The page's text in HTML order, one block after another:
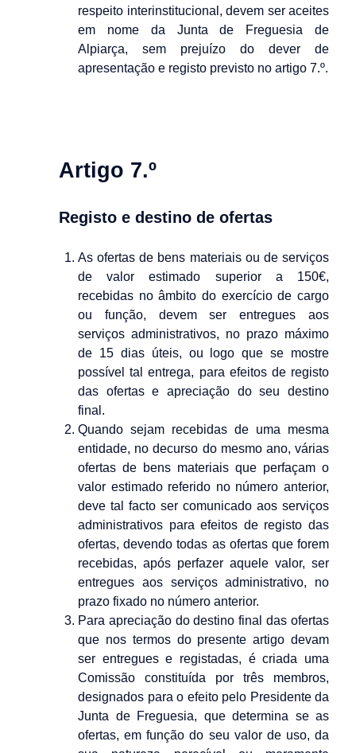
respeito interinstitucional, devem ser aceites
em nome da Junta de Freguesia de
Alpiarça, sem prejuízo do dever de
apresentação e registo previsto no artigo 7.º.
Artigo 7.º
Registo e destino de ofertas
As ofertas de bens materiais ou de serviços
de valor estimado superior a 150€,
recebidas no âmbito do exercício de cargo
ou função, devem ser entregues aos
serviços administrativos, no prazo máximo
de 15 dias úteis, ou logo que se mostre
possível tal entrega, para efeitos de registo
das ofertas e apreciação do seu destino
final.
Quando sejam recebidas de uma mesma
entidade, no decurso do mesmo ano, várias
ofertas de bens materiais que perfaçam o
valor estimado referido no número anterior,
deve tal facto ser comunicado aos serviços
administrativos para efeitos de registo das
ofertas, devendo todas as ofertas que forem
recebidas, após perfazer aquele valor, ser
entregues aos serviços administrativo, no
prazo fixado no número anterior.
Para apreciação do destino final das ofertas
que nos termos do presente artigo devam
ser entregues e registadas, é criada uma
Comissão constituída por três membros,
designados para o efeito pelo Presidente da
Junta de Freguesia, que determina se as
ofertas, em função do seu valor de uso, da